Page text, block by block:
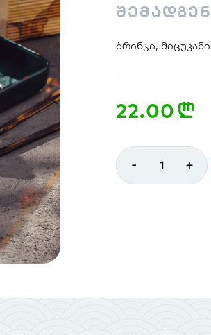
ბრინჯი,
22.00 n
- 1 +